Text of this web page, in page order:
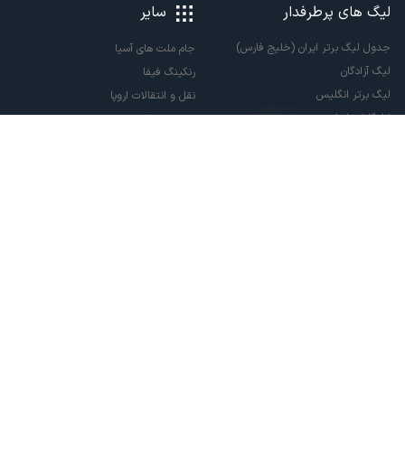
لیگ های پرطرفدار
جدول لیگ برتر ایران (خلیج فارس)
لیگ آزادگان
لیگ برتر انگلیس
لالیگا اسپانیا
سایر
جام ملت های آسیا
رنکینگ فیفا
نقل و انتقالات اروپا
نقل و انتقالات ایران